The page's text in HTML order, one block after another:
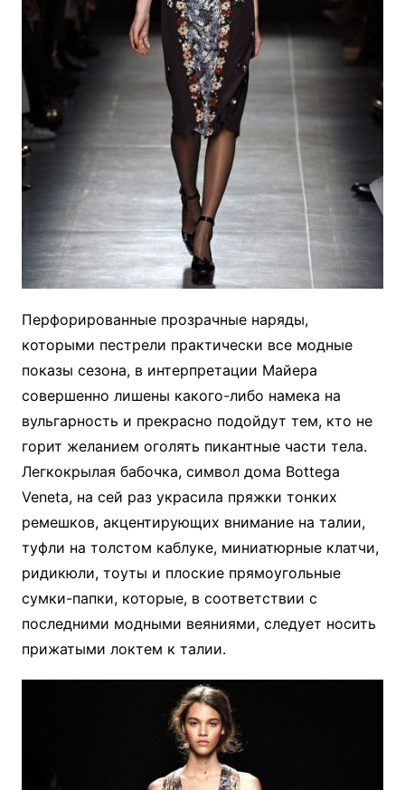
Перфорированные прозрачные наряды,
которыми пестрели практически все модные
показы сезона, в интерпретации Майера
совершенно лишены какого-либо намека на
вульгарность и прекрасно подойдут тем, кто не
горит желанием оголять пикантные части тела.
Легкокрылая бабочка, символ дома Bottega
Veneta, на сей раз украсила пряжки тонких
ремешков, акцентирующих внимание на талии,
туфли на толстом каблуке, миниатюрные клатчи,
ридикюли, тоуты и плоские прямоугольные
сумки-папки, которые, в соответствии с
последними модными веяниями, следует носить
прижатыми локтем к талии.